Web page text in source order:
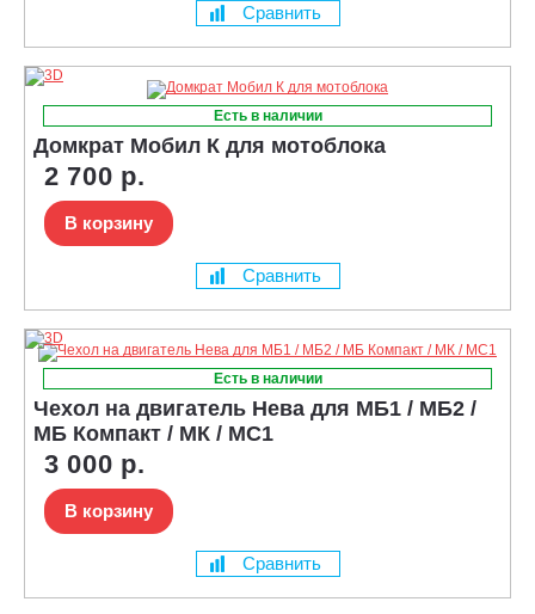
Сравнить
Есть в наличии
Домкрат Мобил К для мотоблока
2 700 р.
В корзину
Сравнить
Есть в наличии
Чехол на двигатель Нева для МБ1 / МБ2 /
МБ Компакт / МК / МС1
3 000 р.
В корзину
Сравнить